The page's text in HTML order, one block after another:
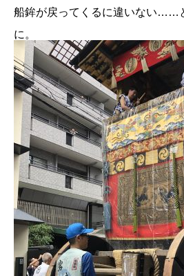
船鉾が戻ってくるに違いない……
に。